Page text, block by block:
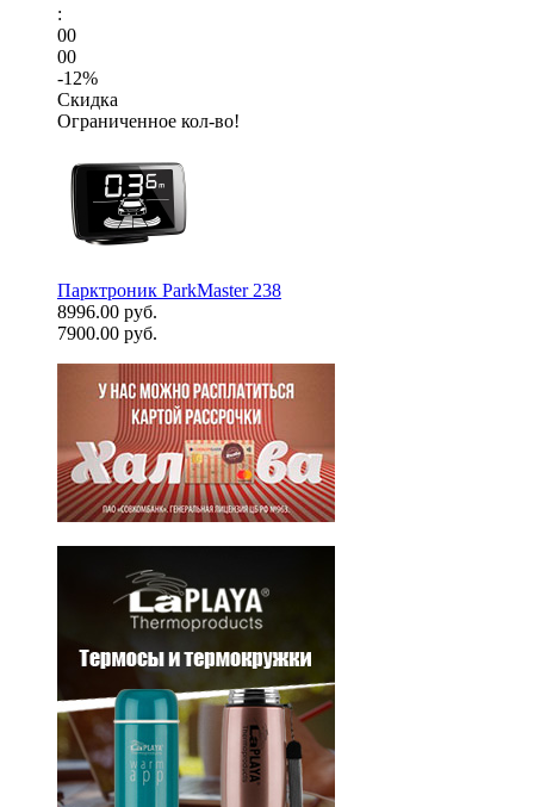
:
00
00
-12%
Скидка
Ограниченное кол-во!
Парктроник ParkMaster 238
8996.00 руб.
7900.00 руб.